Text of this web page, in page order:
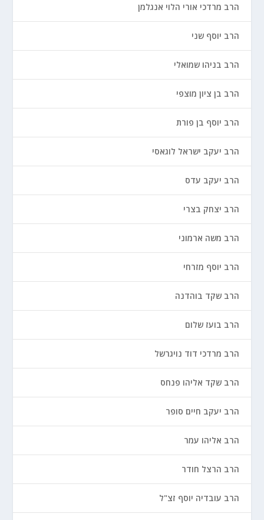
הרב מרדכי אורי הלוי אנגלמן
הרב יוסף שני
הרב בניהו שמואלי
הרב בן ציון מוצפי
הרב יוסף בן פורת
הרב יעקב ישראל לוגאסי
הרב יעקב עדס
הרב יצחק בצרי
הרב משה ארמוני
הרב יוסף מזרחי
הרב שקד בוהדנה
הרב בועז שלום
הרב מרדכי דוד נויגרשל
הרב שקד אליהו פנחס
הרב יעקב חיים סופר
הרב אליהו עמר
הרב הרצל חודר
הרב עובדיה יוסף זצ"ל